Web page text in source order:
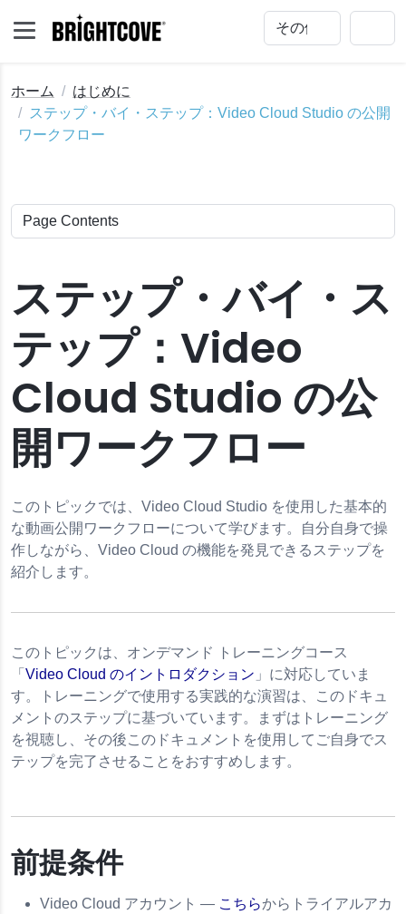
Studio 公開ワークフロー
ホーム
はじめに
ステップ・バイ・ステップ：Video Cloud Studio の公開
ワークフロー
ステップ・バイ・ス
テップ：Video
Cloud Studio の公
開ワークフロー
このトピックでは、Video Cloud Studio を使用した基本的
な動画公開ワークフローについて学びます。自分自身で操
作しながら、Video Cloud の機能を発見できるステップを
紹介します。
このトピックは、オンデマンド トレーニングコース
「 Video Cloud のイントロダクション 」に対応していま
す。トレーニングで使用する実践的な演習は、このドキュ
メントのステップに基づいています。まずはトレーニング
を視聴し、その後このドキュメントを使用してご自身でス
テップを完了させることをおすすめします。
前提条件
Video Cloud アカウント — こちらからトライアルアカ